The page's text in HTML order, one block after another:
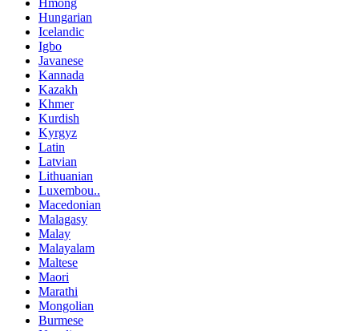
Hungarian
Icelandic
Igbo
Javanese
Kannada
Kazakh
Khmer
Kurdish
Kyrgyz
Latin
Latvian
Lithuanian
Luxembou..
Macedonian
Malagasy
Malay
Malayalam
Maltese
Maori
Marathi
Mongolian
Burmese